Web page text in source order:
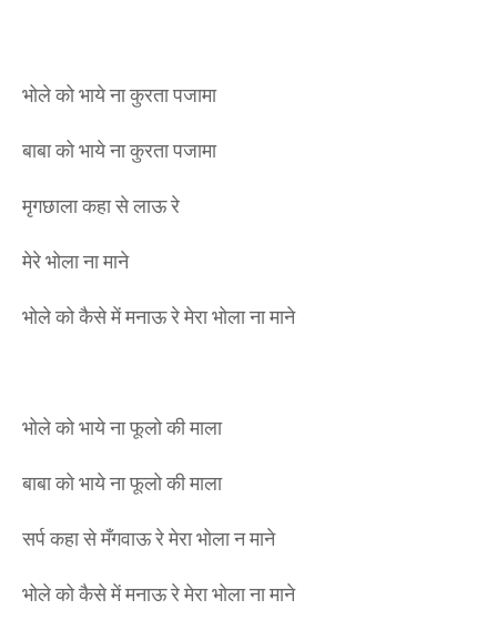
भोले को भाये ना कुरता पजामा
बाबा को भाये ना कुरता पजामा
मृगछाला कहा से लाऊ रे
मेरे भोला ना माने
भोले को कैसे में मनाऊ रे मेरा भोला ना माने
भोले को भाये ना फूलो की माला
बाबा को भाये ना फूलो की माला
सर्प कहा से मँगवाऊ रे मेरा भोला न माने
भोले को कैसे में मनाऊ रे मेरा भोला ना माने